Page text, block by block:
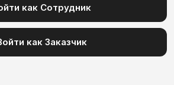
как Сотрудник
как Заказчик